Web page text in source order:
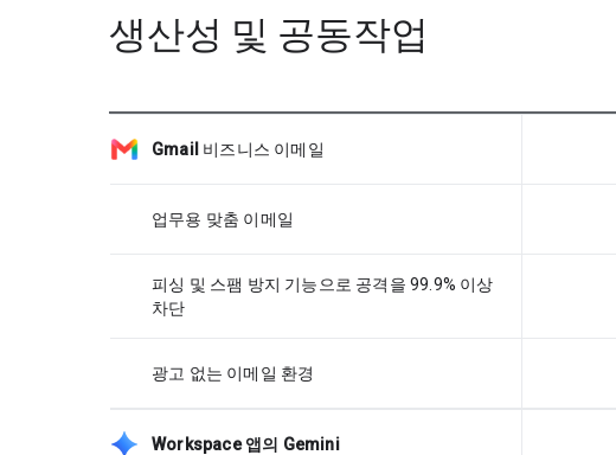
생산성 및 공동작업
Gmail 비즈니스 이메일
업무용 맞춤 이메일
피싱 및 스팸 방지 기능으로 공격을 99.9% 이상
차단
광고 없는 이메일 환경
Workspace 앱의 Gemini